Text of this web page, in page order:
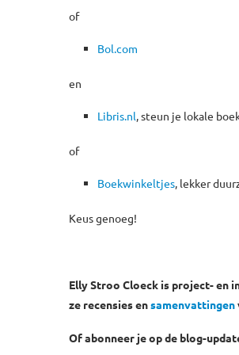
of
Bol.com
en
Libris.nl, steun je lokale
of
Boekwinkeltjes, lekker
Keus genoeg!
Elly Stroo Cloeck is project- en
ze recensies ensamenvattingen
Of abonneer je op de blog-